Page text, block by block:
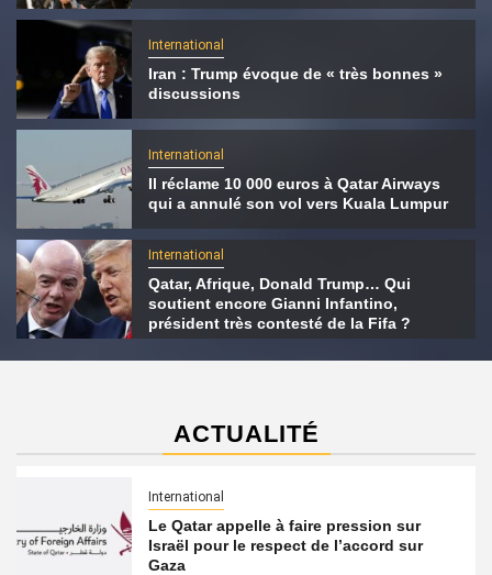
International
Iran : Trump évoque de « très bonnes »
discussions
International
Il réclame 10 000 euros à Qatar Airways
qui a annulé son vol vers Kuala Lumpur
International
Qatar, Afrique, Donald Trump… Qui
soutient encore Gianni Infantino,
président très contesté de la Fifa ?
ACTUALITÉ
International
Le Qatar appelle à faire pression sur
Israël pour le respect de l’accord sur
Gaza